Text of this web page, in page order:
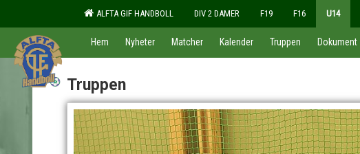
ALFTA GIF HANDBOLL DIV 2 DAMER F19 F16 U14
Hem Nyheter Matcher Kalender Truppen Dokument
Truppen